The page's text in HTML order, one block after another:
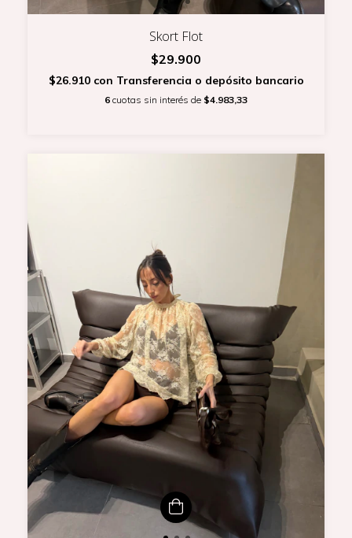
Skort Flot
$29.900
$26.910 con Transferencia o depósito bancario
6 cuotas sin interés de $4.983,33